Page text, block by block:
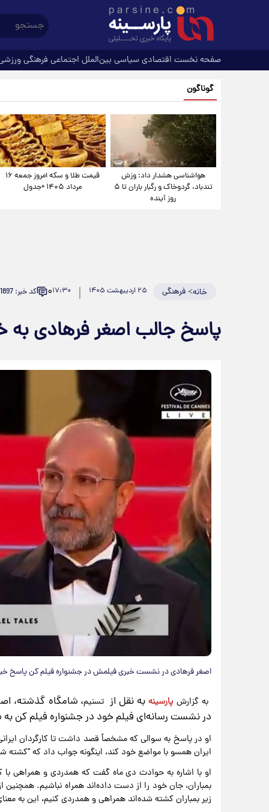
صفحه نخست اقتصادی سیاسی بین‌الملل اجتماعی فرهنگی
گوناگون
هواشناسی هشدار داد: وزش
تندباد، گردوخاک و رگبار باران تا ۵
روز آینده
قیمت طلا و سکه امروز جمعه ۱۶
مرداد ۱۴۰۵ +جدول
خانه>فرهنگی ۲۵ اردیبهشت ۱۴۰۵ ۱۷:۳۰۰ کد خبر: 981897
پاسخ جالب اصغر فرهادی به
اصغر فرهادی در نشست خبری فیلمش در جشنواره فیلم کن پاسخ
به گزارش پارسینه ​به نقل از تسنیم، شامگاه گذشته،
در نشست رسانه‌ای فیلم خود در جشنواره فیلم کن به
او در پاسخ به سوالی که مشخصاً قصد داشت تا کارگردان
ایران همسو با مواضع خود کند، اینگونه جواب داد که
او با اشاره به حوادث دی ماه گفت که همدردی و همراهی با
بمباران، جان خود را از دست داده‌اند همراه نباشیم.
زیر بمباران کشته شده‌اند همراهی و همدردی کنیم، این به